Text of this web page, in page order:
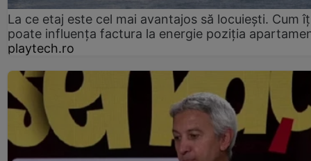
La ce etaj este cel mai avantajos să locuiești. Cum
poate influența factura la energie poziția
playtech.ro